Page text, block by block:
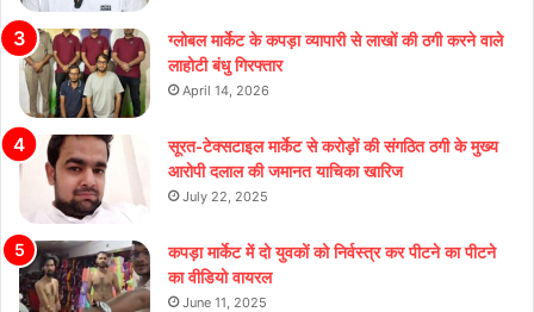
ग्लोबल मार्केट के कपड़ा व्यापारी से लाखों की ठगी करने वाले
लाहोटी बंधु गिरफ्तार
April 14, 2026
सूरत-टेक्सटाइल मार्केट से करोड़ों की संगठित ठगी के मुख्य
आरोपी दलाल की जमानत याचिका खारिज
July 22, 2025
कपड़ा मार्केट में दो युवकों को निर्वस्त्र कर पीटने का पीटने
का वीडियो वायरल
June 11, 2025